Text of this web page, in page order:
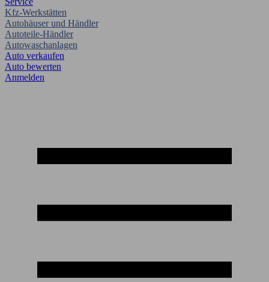
Kfz-Werkstätten
Autohäuser und Händler
Autoteile-Händler
Autowaschanlagen
Auto verkaufen
Auto bewerten
Anmelden